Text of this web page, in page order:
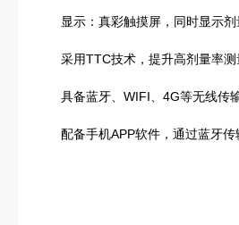
显示：真彩触摸屏，同时显示剂
采用TTC技术，提升高剂量率测
具备蓝牙、WIFI、4G等无线传输
配备手机APP软件，通过蓝牙传